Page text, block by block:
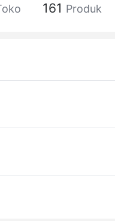
161 Produk